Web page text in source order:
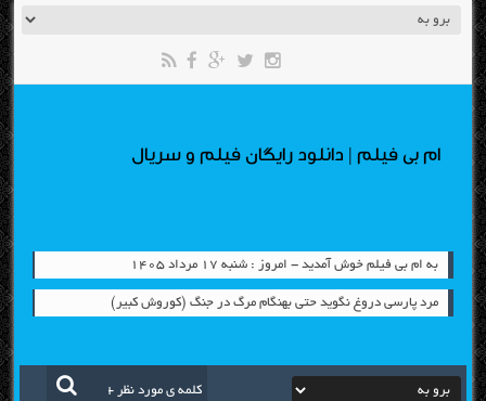
ام بی فیلم | دانلود رایگان فیلم و سریال
به ام بی فیلم خوش آمدید - امروز : شنبه ۱۷ مرداد ۱۴۰۵
مرد پارسی دروغ نگوید حتی بهنگام مرگ در جنگ (کوروش کبیر)